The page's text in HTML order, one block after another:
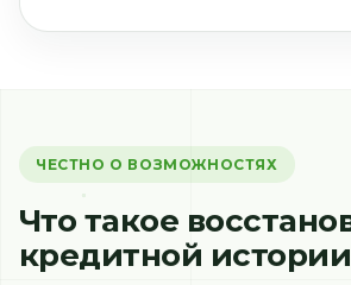
ЧЕСТНО О ВОЗМОЖНОСТЯХ
Что такое
кредитной истории